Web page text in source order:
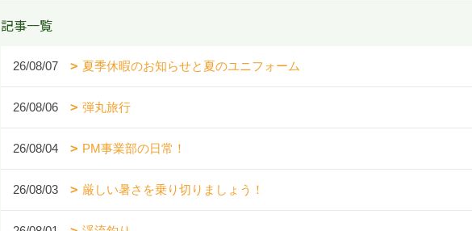
記事一覧
26/08/07 夏季休暇のお知らせと夏のユニフォーム
26/08/06 弾丸旅行
26/08/04 PM事業部の日常！
26/08/03 厳しい暑さを乗り切りましょう！